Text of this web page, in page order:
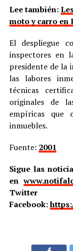
Lee también:
moto y carro en
El despliegue
inspectores en
presidente de la
las labores
técnicas
originales de
empíricas que
inmuebles.
Fuente: 2001
Sigue las
en
Twitter
Facebook: